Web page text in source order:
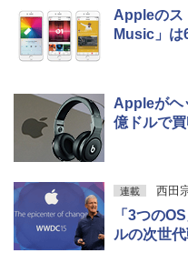
Appleのス
Music」は
Appleがヘ
億ドルで買
連載 西田
「3つの
ルの次世